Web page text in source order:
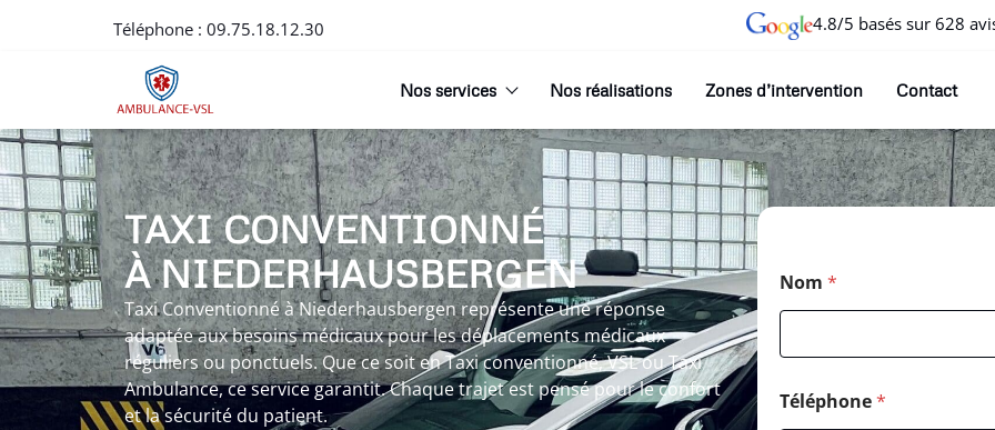
Téléphone : 09.75.18.12.30 4.8/5 basés sur 628
Nos services Nos réalisations Zones d’intervention Contact
TAXI CONVENTIONNÉ
À NIEDERHAUSBERGEN
Taxi Conventionné à Niederhausbergen représente une réponse
adaptée aux besoins médicaux pour les déplacements médicaux
réguliers ou ponctuels. Que ce soit en Taxi conventionné, VSL ou Taxi
Ambulance, ce service garantit. Chaque trajet est pensé pour le confort
et la sécurité du patient.
Nom *
Téléphone*